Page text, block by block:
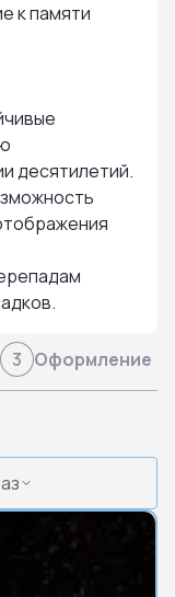
к памяти
десятилетий.
3 Оформление